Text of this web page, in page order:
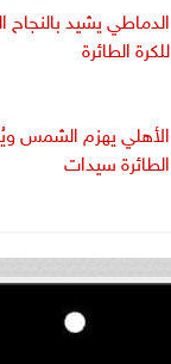
الدماطي يشيد بالنجاح
للكرة الطائرة
الأهلي يهزم الشمس
الطائرة سيدات